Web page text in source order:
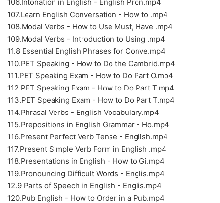
106.Intonation in English - English Pron.mp4
107.Learn English Conversation - How to .mp4
108.Modal Verbs - How to Use Must, Have .mp4
109.Modal Verbs - Introduction to Using .mp4
11.8 Essential English Phrases for Conve.mp4
110.PET Speaking - How to Do the Cambrid.mp4
111.PET Speaking Exam - How to Do Part O.mp4
112.PET Speaking Exam - How to Do Part T.mp4
113.PET Speaking Exam - How to Do Part T.mp4
114.Phrasal Verbs - English Vocabulary.mp4
115.Prepositions in English Grammar - Ho.mp4
116.Present Perfect Verb Tense - English.mp4
117.Present Simple Verb Form in English .mp4
118.Presentations in English - How to Gi.mp4
119.Pronouncing Difficult Words - Englis.mp4
12.9 Parts of Speech in English - Englis.mp4
120.Pub English - How to Order in a Pub.mp4